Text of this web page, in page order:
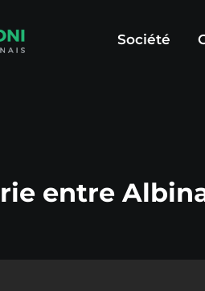
Société
entre